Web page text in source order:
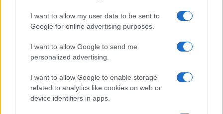
I want to allow my user data to be sent to
Google for online advertising purposes.
I want to allow Google to send me
personalized advertising.
I want to allow Google to enable storage
related to analytics like cookies on web or
device identifiers in apps.
COTIZACIONES CRYPTO
Bitcoin